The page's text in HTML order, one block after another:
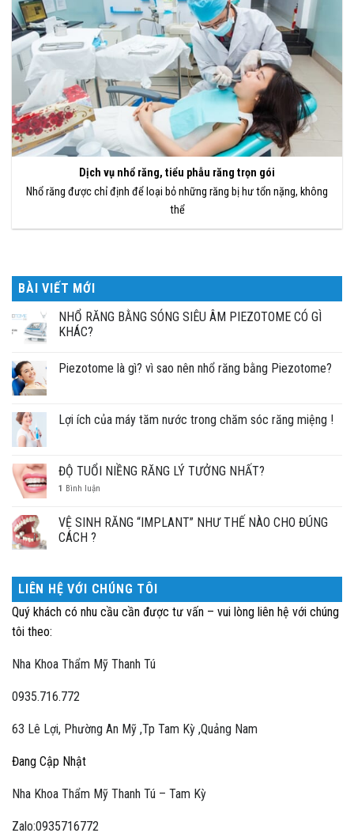
Dịch vụ nhổ răng, tiểu phẫu răng trọn gói
Nhổ răng được chỉ định để loại bỏ những răng bị hư tổn nặng, không
thể
BÀI VIẾT MỚI
NHỔ RĂNG BẰNG SÓNG SIÊU ÂM PIEZOTOME CÓ GÌ
KHÁC?
Piezotome là gì? vì sao nên nhổ răng bằng Piezotome?
Lợi ích của máy tăm nước trong chăm sóc răng miệng !
ĐỘ TUỔI NIỀNG RĂNG LÝ TƯỞNG NHẤT?
1 Bình luận
VỆ SINH RĂNG “IMPLANT” NHƯ THẾ NÀO CHO ĐÚNG
CÁCH ?
LIÊN HỆ VỚI CHÚNG TÔI
Quý khách có nhu cầu cần được tư vấn – vui lòng liên hệ với chúng
tôi theo:
Nha Khoa Thẩm Mỹ Thanh Tú
0935.716.772
63 Lê Lợi, Phường An Mỹ ,Tp Tam Kỳ ,Quảng Nam
Đang Cập Nhật
Nha Khoa Thẩm Mỹ Thanh Tú – Tam Kỳ
Zalo:0935716772